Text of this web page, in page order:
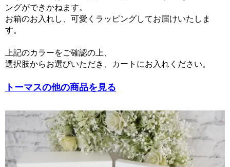
ングができかねます。
お箱のお入れし、可愛くラッピングしてお届けいたしま
す。
上記のカラーをご確認の上、
選択肢からお選びいただき、カートにお入れください。
トーマスの他の商品を見る